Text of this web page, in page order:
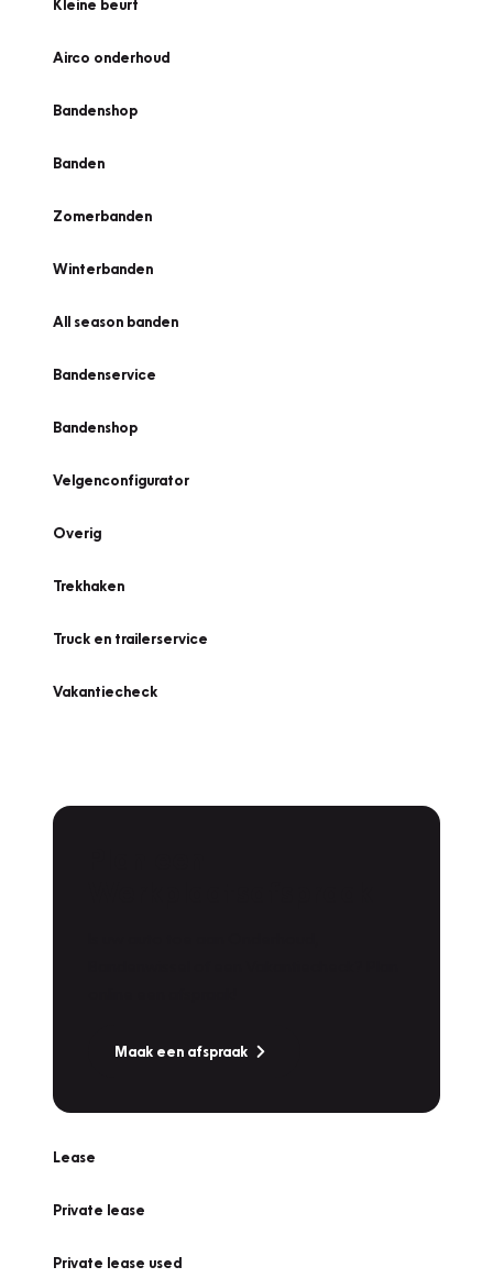
Kleine beurt
Airco onderhoud
Bandenshop
Banden
Zomerbanden
Winterbanden
All season banden
Bandenservice
Bandenshop
Velgenconfigurator
Overig
Trekhaken
Truck en trailerservice
Vakantiecheck
Maak een afspraak
Lease
Private lease
Private lease used